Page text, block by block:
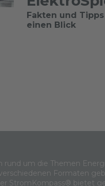
Fakten und
einen Blick
rund um die Themen
Formaten
StromKompass® bietet